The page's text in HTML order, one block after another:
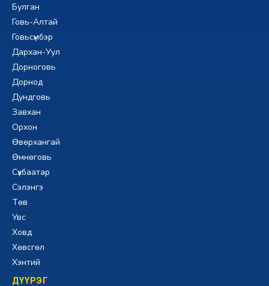
Булган
Говь-Алтай
Говьсүмбэр
Дархан-Уул
Дорноговь
Дорнод
Дундговь
Завхан
Орхон
Өвөрхангай
Өмнөговь
Сүхбаатар
Сэлэнгэ
Төв
Увс
Ховд
Хөвсгөл
Хэнтий
ДҮҮРЭГ